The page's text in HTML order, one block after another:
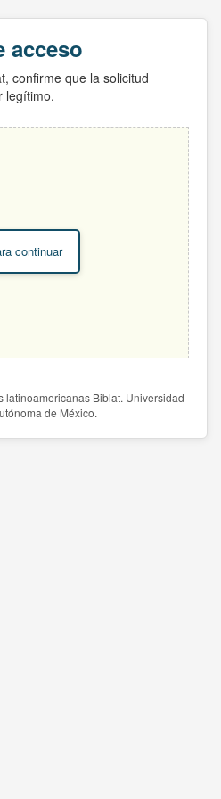
acceso
confirme que la solicitud
legítimo.
continuar
latinoamericanas Biblat. Universidad
de México.